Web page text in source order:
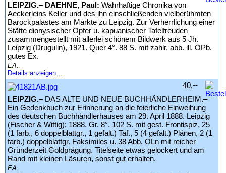
LEIPZIG.– DAEHNE, Paul: Wahrhaftige Chronika von
Aeckerleins Keller und des ihn einschließenden vielberühmten
Barockpalastes am Markte zu Leipzig. Zur Verherrlichung einer
Stätte dionysischer Opfer u. kapuanischer Tafelfreuden
zusammengestellt mit allerlei schönem Bildwerk aus 5 Jh.
Leipzig (Drugulin), 1921. Quer 4°. 88 S. mit zahlr. abb. ill. OPb.
gutes Ex.
EA.
Details anzeigen…
LEIPZIG.– DAS ALTE UND NEUE BUCHHÄNDLERHEIM.–
Ein Gedenkbuch zur Erinnerung an die feierliche Einweihung
des deutschen Buchhändlerhauses am 29. April 1888. Leipzig
(Fischer & Wittig); 1888. Gr. 8°. 102 S. mit gest. Frontispiz, 25
(1 farb., 6 doppelblattgr., 1 gefalt.) Taf., 5 (4 gefalt.) Plänen, 2 (1
farb.) doppelblattgr. Faksimiles u. 38 Abb. OLn mit reicher
Gründerzeit Goldprägung. Titelseite etwas gelockert und am
Rand mit kleinen Läsuren, sonst gut erhalten.
EA.
40,--